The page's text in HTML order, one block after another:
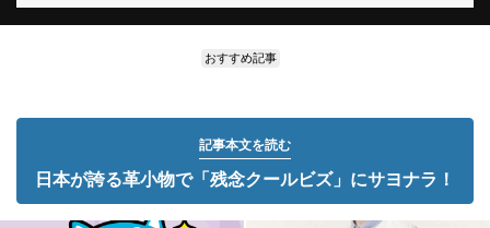
おすすめ記事
記事本文を読む
日本が誇る革小物で「残念クールビズ」にサヨナラ！